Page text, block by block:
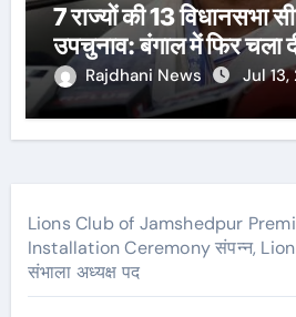
7 राज्यों की 13 विधानसभा
उपचुनाव: बंगाल में फिर चला
Rajdhani News Jul
Lions Club of Jamshedpur
Installation Ceremony संपन्न,
संभाला अध्यक्ष पद